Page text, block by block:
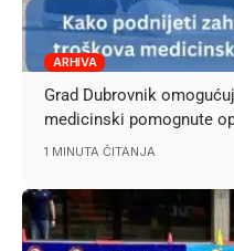
ARHIVA
Grad Dubrovnik
medicinski pomognute
1 MINUTA ČITANJA